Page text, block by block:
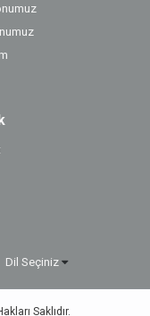
Dil Seçiniz
Saklıdır.